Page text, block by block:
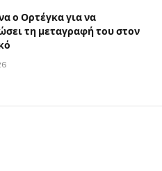
ο Ορτέγκα για να
τη μεταγραφή του στον